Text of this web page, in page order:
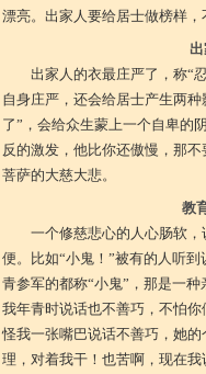
漂亮。出家人要给居士做榜样
出家人的衣最庄严了，称“
自身庄严，还会给居士产生两
了”，会给众生蒙上一个自卑的
反的激发，他比你还傲慢，那
菩萨的大慈大悲。
教
一个修慈悲心的人心肠软
便。比如“小鬼！”被有的人听
青参军的都称“小鬼”，那是一
我年青时说话也不善巧，不怕
怪我一张嘴巴说话不善巧，她
理，对着我干！也苦啊，现在